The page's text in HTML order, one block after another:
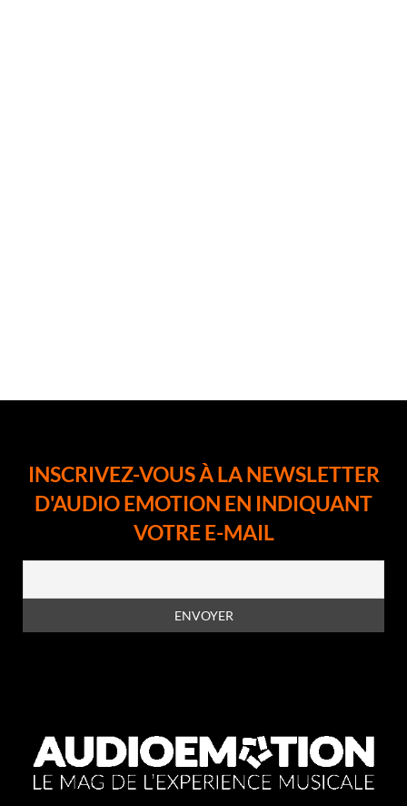
INSCRIVEZ-VOUS À LA NEWSLETTER
D'AUDIO EMOTION EN INDIQUANT
VOTRE E-MAIL